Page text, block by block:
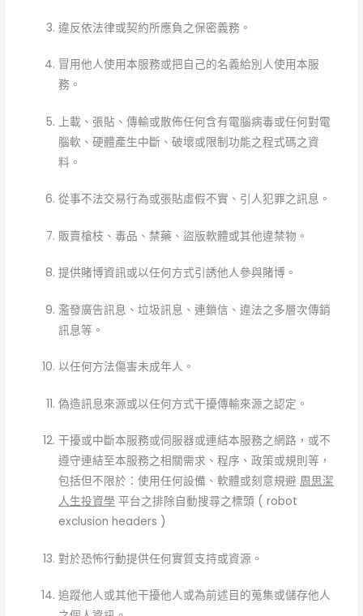
違反依法律或契約所應負之保密義務。
冒用他人使用本服務或把自己的名義給別人使用本服
務。
上載、張貼、傳輸或散佈任何含有電腦病毒或任何對電
腦軟、硬體產生中斷、破壞或限制功能之程式碼之資
料。
從事不法交易行為或張貼虛假不實、引人犯罪之訊息。
販賣槍枝、毒品、禁藥、盜版軟體或其他違禁物。
提供賭博資訊或以任何方式引誘他人參與賭博。
濫發廣告訊息、垃圾訊息、連鎖信、違法之多層次傳銷
訊息等。
以任何方法傷害未成年人。
偽造訊息來源或以任何方式干擾傳輸來源之認定。
干擾或中斷本服務或伺服器或連結本服務之網路，或不
遵守連結至本服務之相關需求、程序、政策或規則等，
包括但不限於：使用任何設備、軟體或刻意規避 周思潔
人生投資學 平台之排除自動搜尋之標頭 ( robot
exclusion headers )
對於恐怖行動提供任何實質支持或資源。
追蹤他人或其他干擾他人或為前述目的蒐集或儲存他人